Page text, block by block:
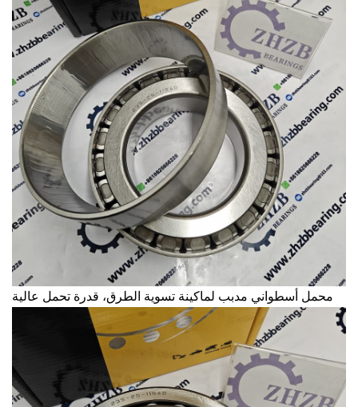
محمل أسطواني مدبب لماكينة تسوية الطرق، قدرة تحمل عالية